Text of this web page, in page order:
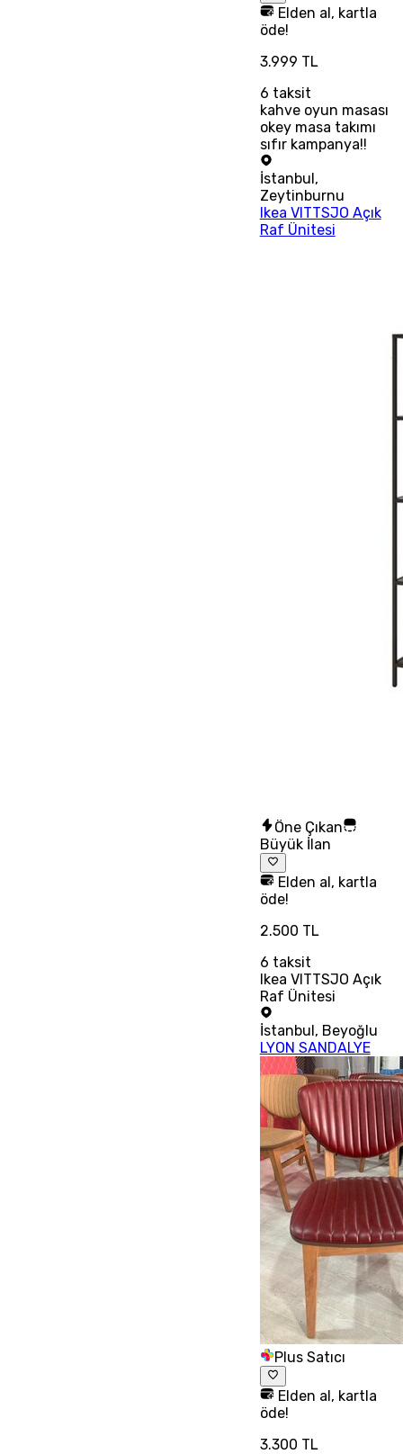
Elden al, kartla
öde!
3.999 TL
6 taksit
kahve oyun masası
okey masa takımı
sıfır kampanya!!
İstanbul,
Zeytinburnu
Ikea VITTSJO Açık
Raf Ünitesi
Öne Çıkan
Büyük İlan
Elden al, kartla
öde!
2.500 TL
6 taksit
Ikea VITTSJO Açık
Raf Ünitesi
İstanbul , Beyoğlu
LYON SANDALYE
Plus Satıcı
Elden al, kartla
öde!
3.300 TL